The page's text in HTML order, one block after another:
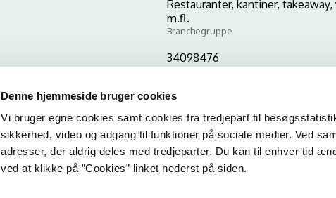
Denne hjemmeside bruger cookies
Vi bruger egne cookies samt cookies fra tredjepart til
sikkerhed, video og adgang til funktioner på sociale medier. Ved
adresser, der aldrig deles med tredjeparter. Du kan til enhver tid
ved at klikke på ”Cookies” linket nederst på siden.
Restauranter, kantiner,
m.fl.
Branchegruppe
34098476
CVR-nr
Kopier link til at indsætte på